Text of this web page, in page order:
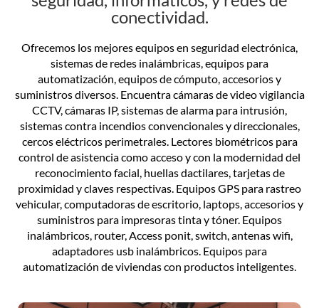
conectividad.
Ofrecemos los mejores equipos en seguridad electrónica,
sistemas de redes inalámbricas, equipos para
automatización, equipos de cómputo, accesorios y
suministros diversos. Encuentra cámaras de video vigilancia
CCTV, cámaras IP, sistemas de alarma para intrusión,
sistemas contra incendios convencionales y direccionales,
cercos eléctricos perimetrales. Lectores biométricos para
control de asistencia como acceso y con la modernidad del
reconocimiento facial, huellas dactilares, tarjetas de
proximidad y claves respectivas. Equipos GPS para rastreo
vehicular, computadoras de escritorio, laptops, accesorios y
suministros para impresoras tinta y tóner. Equipos
inalámbricos, router, Access ponit, switch, antenas wifi,
adaptadores usb inalámbricos. Equipos para
automatización de viviendas con productos inteligentes.
mantenimiento.
Ofrecemos nuestros mejores servicios de instalación y
mantenimiento con personal altamente calificado para
satisfacer las necesidades de nuestros clientes, buscando
cubrir sus expectativas, brindado el conocimiento en cada
una de las soluciones y enfocados en entrar servicios de
calidad y garantía en los trabajaos que realizamos.
Instalación y mantenimiento
Desarrollo de Software